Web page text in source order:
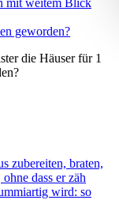
geworden?
die Häuser für 1
zubereiten, braten,
dass er zäh
wird: so